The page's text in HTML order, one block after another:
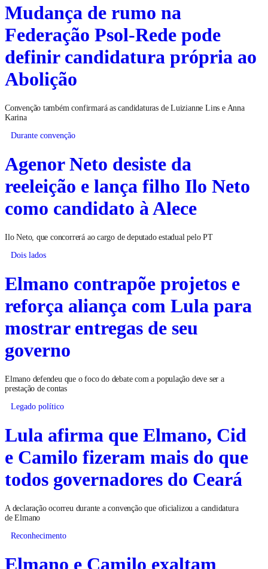
Mudança de rumo na
Federação Psol-Rede pode
definir candidatura própria ao
Abolição
Convenção também confirmará as candidaturas de Luizianne Lins e Anna
Karina
Durante convenção
Agenor Neto desiste da
reeleição e lança filho Ilo Neto
como candidato à Alece
Ilo Neto, que concorrerá ao cargo de deputado estadual pelo PT
Dois lados
Elmano contrapõe projetos e
reforça aliança com Lula para
mostrar entregas de seu
governo
Elmano defendeu que o foco do debate com a população deve ser a
prestação de contas
Legado político
Lula afirma que Elmano, Cid
e Camilo fizeram mais do que
todos governadores do Ceará
A declaração ocorreu durante a convenção que oficializou a candidatura
de Elmano
Reconhecimento
Elmano e Camilo exaltam